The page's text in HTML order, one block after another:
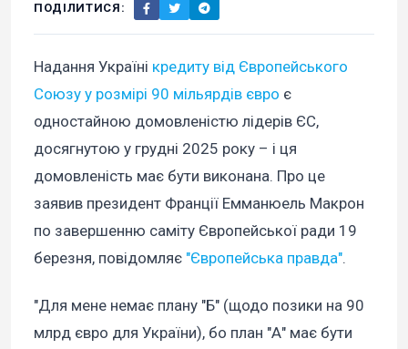
ПОДІЛИТИСЯ:
Надання Україні кредиту від Європейського
Союзу у розмірі 90 мільярдів євро є
одностайною домовленістю лідерів ЄС,
досягнутою у грудні 2025 року – і ця
домовленість має бути виконана. Про це
заявив президент Франції Емманюель Макрон
по завершенню саміту Європейської ради 19
березня, повідомляє "Європейська правда".
"Для мене немає плану "Б" (щодо позики на 90
млрд євро для України), бо план "А" має бути